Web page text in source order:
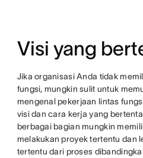
Visi yang
Jika organisasi Anda tidak
fungsi, mungkin sulit untuk
mengenal pekerjaan lintas
visi dan cara kerja yang
berbagai bagian mungkin
melakukan proyek tertentu dan
tertentu dari proses